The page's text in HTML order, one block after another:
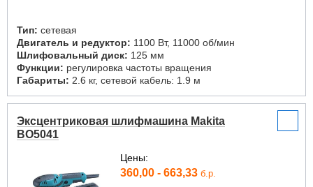
Тип: сетевая
Двигатель и редуктор: 1100 Вт, 11000 об/мин
Шлифовальный диск: 125 мм
Функции: регулировка частоты вращения
Габариты: 2.6 кг, сетевой кабель: 1.9 м
Эксцентриковая шлифмашина Makita
BO5041
Цены:
360,00 - 663,33 б.р.